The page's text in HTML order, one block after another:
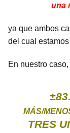
una
ya que ambos
del cual
En nuestro
MÁS/
TRES